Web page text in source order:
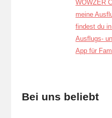
Bei uns beliebt